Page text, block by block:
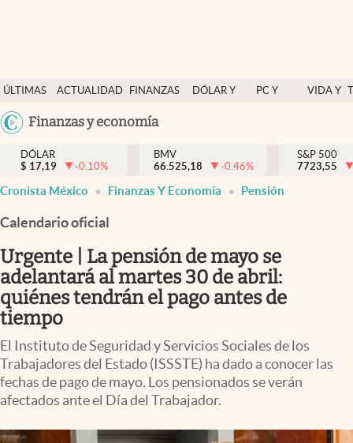
ÚLTIMAS
NOTICIAS
ACTUALIDAD
FINANZAS
DÓLAR Y
PC Y
VIDA Y
México
Finanzas y economía
Actualidad
Finanzas y economía
Dólar y mercados
Pc y celular
Vida y estilo
Clima
Espiritualidad
DÓLAR
$ 17,19 -0.10%
BMV
66.525,18
-0.46%
S&P 500
7723,55
Cronista México Finanzas Y Economía Pensión
Calendario oficial
Urgente | La pensión de mayo se
adelantará al martes 30 de abril:
quiénes tendrán el pago antes de
tiempo
El Instituto de Seguridad y Servicios Sociales de los
Trabajadores del Estado (ISSSTE) ha dado a conocer las
fechas de pago de mayo. Los pensionados se verán
afectados ante el Día del Trabajador.